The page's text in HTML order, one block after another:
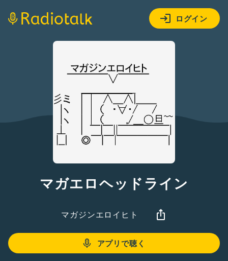
ログイン
マガエロヘッドライン
マガジンエロイヒト
アプリで聴く